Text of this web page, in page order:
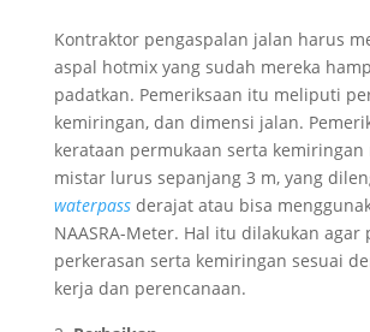
Kontraktor pengaspalan jalan harus
aspal hotmix yang sudah mereka
padatkan. Pemeriksaan itu meliputi
kemiringan, dan dimensi jalan.
kerataan permukaan serta kemiringan
mistar lurus sepanjang 3 m, yang
waterpassderajat atau bisa
NAASRA-Meter. Hal itu dilakukan agar
perkerasan serta kemiringan sesuai
kerja dan perencanaan.